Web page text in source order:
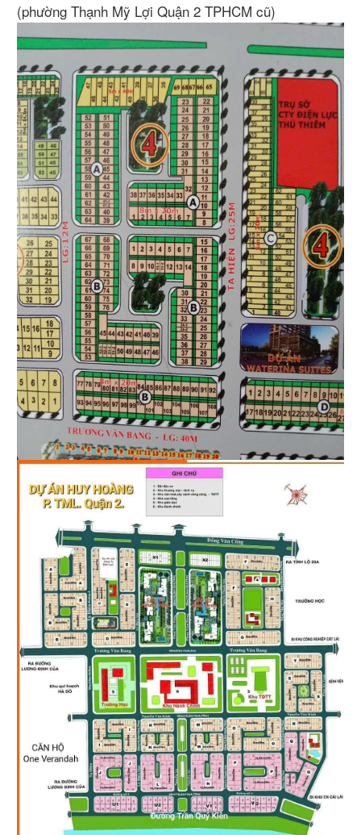
(phường Thạnh Mỹ Lợi Quận 2 TPHCM cũ)